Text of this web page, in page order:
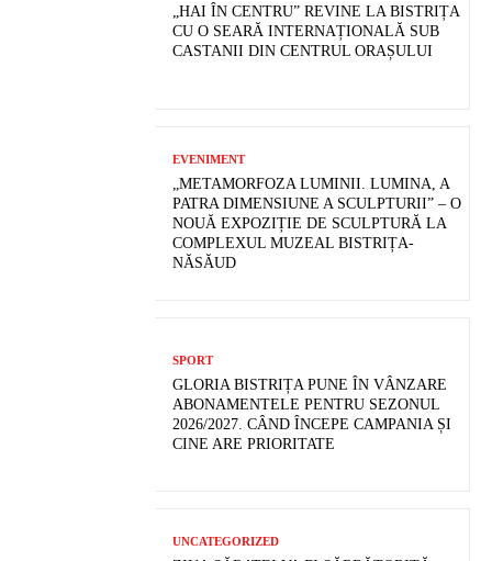
„HAI ÎN CENTRU” REVINE LA BISTRIȚA
CU O SEARĂ INTERNAȚIONALĂ SUB
CASTANII DIN CENTRUL ORAȘULUI
EVENIMENT
„METAMORFOZA LUMINII. LUMINA, A
PATRA DIMENSIUNE A SCULPTURII” – O
NOUĂ EXPOZIȚIE DE SCULPTURĂ LA
COMPLEXUL MUZEAL BISTRIȚA-
NĂSĂUD
SPORT
GLORIA BISTRIȚA PUNE ÎN VÂNZARE
ABONAMENTELE PENTRU SEZONUL
2026/2027. CÂND ÎNCEPE CAMPANIA ȘI
CINE ARE PRIORITATE
UNCATEGORIZED